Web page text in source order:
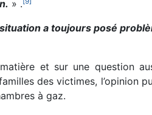
» .
a toujours posé
et sur une question
des victimes, l’opinion
à gaz.